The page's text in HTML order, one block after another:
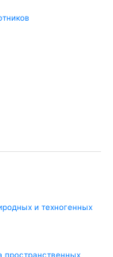
и техногенных
пространственных